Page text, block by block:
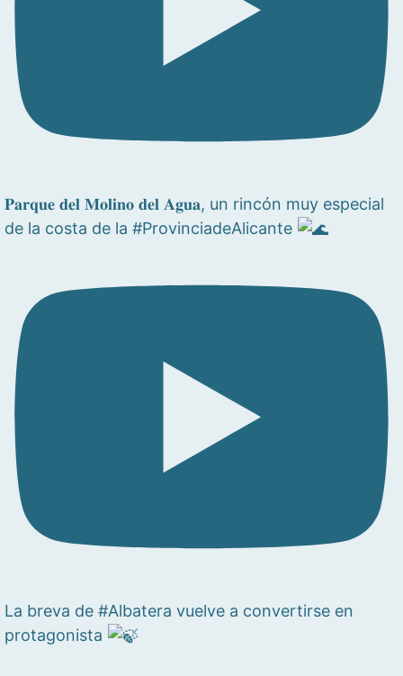
𝐏𝐚𝐫𝐪𝐮𝐞 𝐝𝐞𝐥 𝐌𝐨𝐥𝐢𝐧𝐨 𝐝𝐞𝐥 𝐀𝐠𝐮𝐚, un rincón muy especial
de la costa de la #ProvinciadeAlicante
La breva de #Albatera vuelve a convertirse en
protagonista